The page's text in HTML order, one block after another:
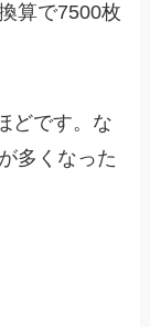
算で7500枚
どです。な
多くなった